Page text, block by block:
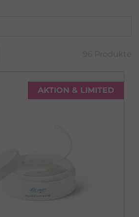
AKTION & LIMITED